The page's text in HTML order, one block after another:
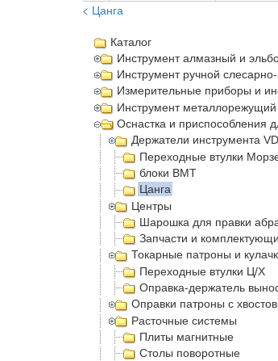
< Цанга
Каталог
Инструмент алмазный и
Инструмент ручной
Измерительные приборы и
Инструмент металлорежущий
Оснастка и приспособления
Держатели инструмента
Переходные втулки
блоки BMT
Цанга
Центры
Шарошка для правки
Запчасти и
Токарные патроны и
Переходные втулки Ц/Х
Оправка-держатель
Оправки патроны с
Расточные системы
Плиты магнитные
Столы поворотные